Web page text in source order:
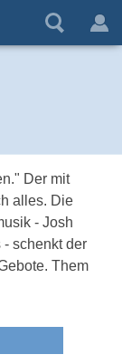
Der mit
alles. Die
- Josh
schenkt der
Them